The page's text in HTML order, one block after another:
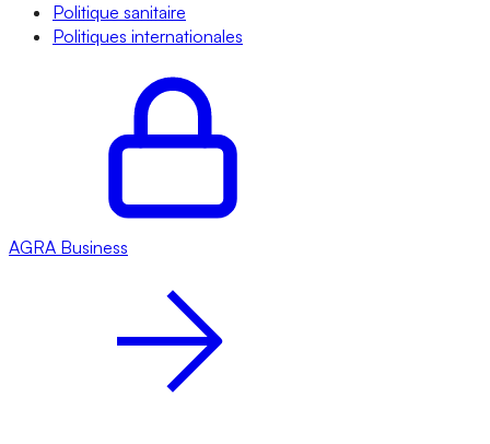
Politique sanitaire
Politiques internationales
AGRA Business